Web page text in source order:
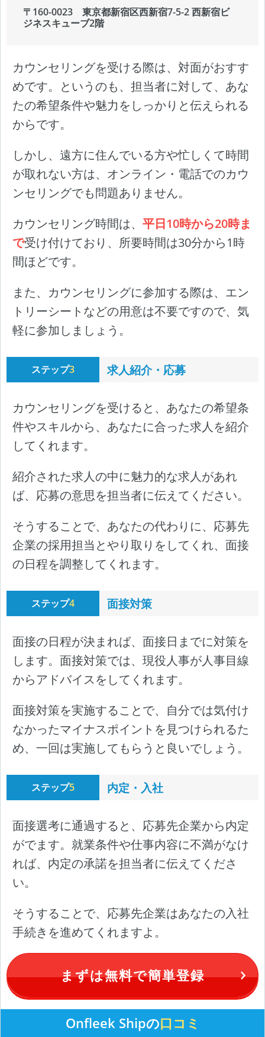
〒160-0023 東京都新宿区西新宿7-5-2 西新宿ビ
ジネスキューブ2階
カウンセリングを受ける際は、対面がおすす
めです。というのも、担当者に対して、あな
たの希望条件や魅力をしっかりと伝えられる
からです。
しかし、遠方に住んでいる方や忙しくて時間
が取れない方は、オンライン・電話でのカウ
ンセリングでも問題ありません。
カウンセリング時間は、 平日10時から20時ま
で受け付けており、所要時間は30分から1時
間ほどです。
また、カウンセリングに参加する際は、エン
トリーシートなどの用意は不要ですので、気
軽に参加しましょう。
ステップ3 求人紹介・応募
カウンセリングを受けると、あなたの希望条
件やスキルから、あなたに合った求人を紹介
してくれます。
紹介された求人の中に魅力的な求人があれ
ば、応募の意思を担当者に伝えてください。
そうすることで、あなたの代わりに、応募先
企業の採用担当とやり取りをしてくれ、面接
の日程を調整してくれます。
ステップ4 面接対策
面接の日程が決まれば、面接日までに対策を
します。面接対策では、現役人事が人事目線
からアドバイスをしてくれます。
面接対策を実施することで、自分では気付け
なかったマイナスポイントを見つけられるた
め、一回は実施してもらうと良いでしょう。
ステップ5 内定・入社
面接選考に通過すると、応募先企業から内定
がでます。就業条件や仕事内容に不満がなけ
れば、内定の承諾を担当者に伝えてくださ
い。
そうすることで、応募先企業はあなたの入社
手続きを進めてくれますよ。
まずは無料で簡単登録
Onfleek Shipの口コミ